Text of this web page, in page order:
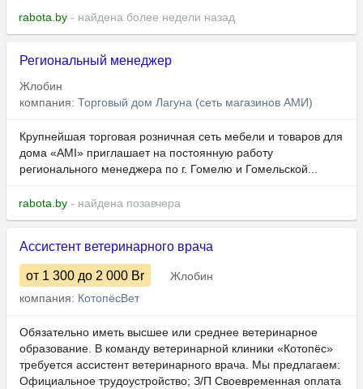
rabota.by - найдена более недели назад
Региональный менеджер
Жлобин
компания: Торговый дом Лагуна (сеть магазинов АМИ)
Крупнейшая торговая розничная сеть мебели и товаров для
дома «AMI» приглашает на постоянную работу
регионального менеджера по г. Гомелю и Гомельской...
rabota.by - найдена позавчера
Ассистент ветеринарного врача
от 1 300 до 2 000 Br
Жлобин
компания: КотопёсВет
Обязательно иметь высшeе или среднее ветеринарное
образoвaниe. В команду ветеринарной клиники «Котопёс»
требуется ассистент ветеринарного врача. Мы предлагаем:
Официальное трудоустройство; З/П Своевременная оплата